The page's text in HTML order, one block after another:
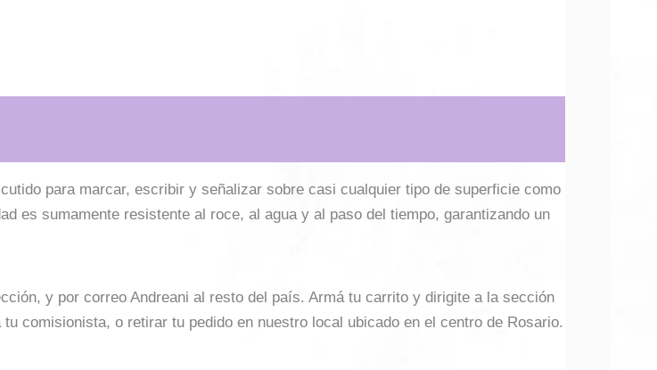
para marcar, escribir y señalizar sobre casi cualquier tipo de superficie como
es sumamente resistente al roce, al agua y al paso del tiempo, garantizando un
y por correo Andreani al resto del país. Armá tu carrito y dirigite a la sección
comisionista, o retirar tu pedido en nuestro local ubicado en el centro de Rosario.